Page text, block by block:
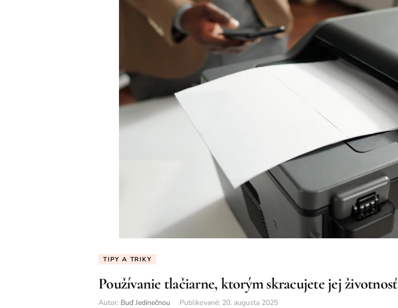
TIPY A TRIKY
Používanie tlačiarne, ktorým skracujete jej životnosť
Autor: Buď Jedinečnou Publikované: 20. augusta 2025